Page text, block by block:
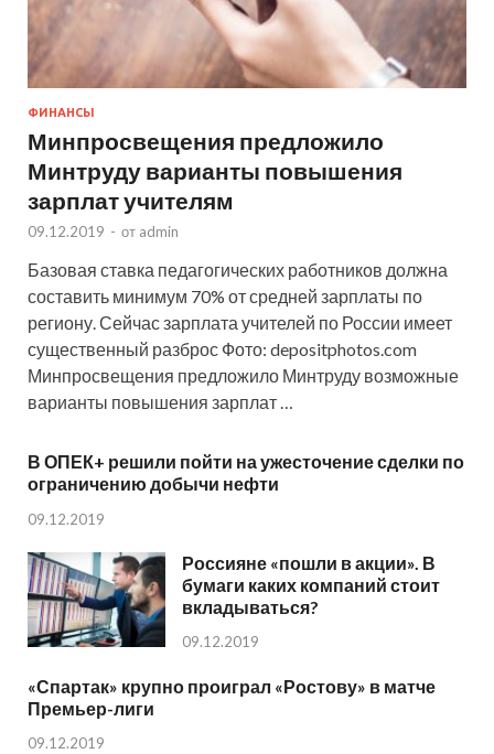
ФИНАНСЫ
Минпросвещения предложило
Минтруду варианты повышения
зарплат учителям
09.12.2019 - от admin
Базовая ставка педагогических работников должна
составить минимум 70% от средней зарплаты по
региону. Сейчас зарплата учителей по России имеет
существенный разброс Фото: depositphotos.com
Минпросвещения предложило Минтруду возможные
варианты повышения зарплат …
В ОПЕК+ решили пойти на ужесточение сделки по
ограничению добычи нефти
09.12.2019
Россияне «пошли в акции». В
бумаги каких компаний стоит
вкладываться?
09.12.2019
«Спартак» крупно проиграл «Ростову» в матче
Премьер-лиги
09.12.2019